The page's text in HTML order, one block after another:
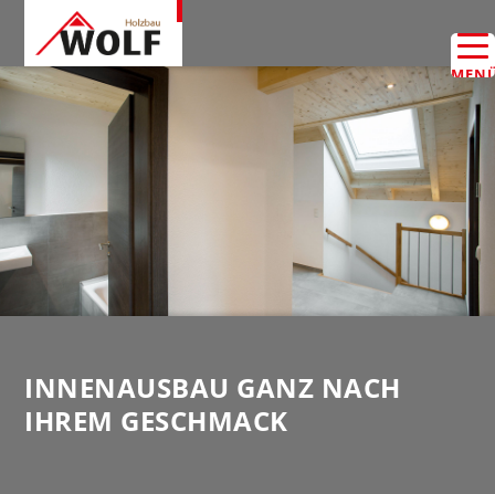
INNENAUSBAU GANZ NACH
IHREM GESCHMACK